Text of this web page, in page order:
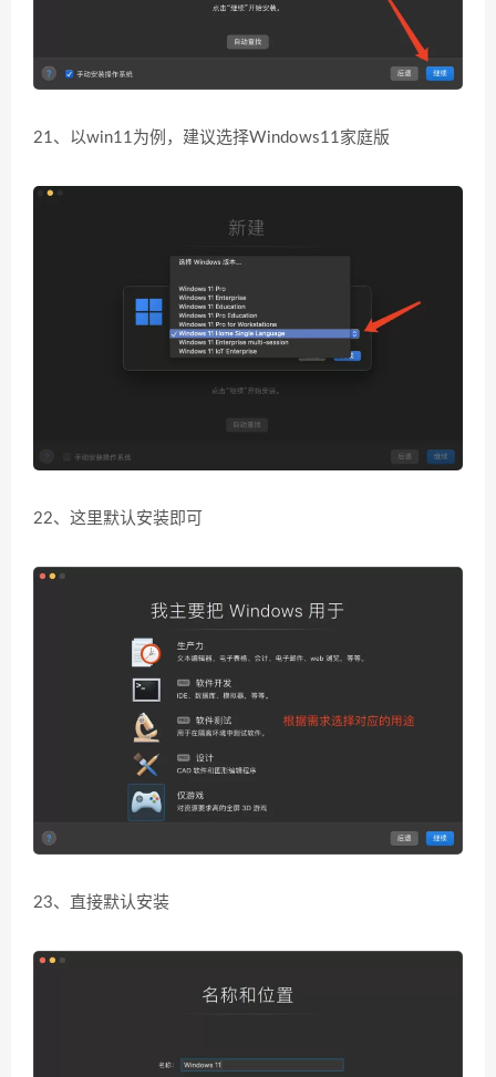
21、以win11为例，建议选择Windows11家庭版
22、这里默认安装即可
23、直接默认安装